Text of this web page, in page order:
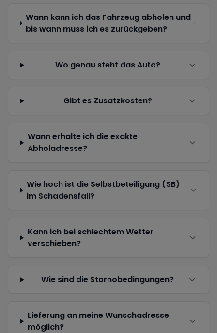
Wann kann ich das Fahrzeug abholen und
bis wann muss ich es zurückgeben?
Wo genau steht das Auto?
Gibt es Zusatzkosten?
Wann erhalte ich die exakte
Abholadresse?
Wie hoch ist die Selbstbeteiligung (SB)
im Schadensfall?
Kann ich bei schlechtem Wetter
verschieben?
Wie sind die Stornobedingungen?
Lieferung an meine Wunschadresse
möglich?